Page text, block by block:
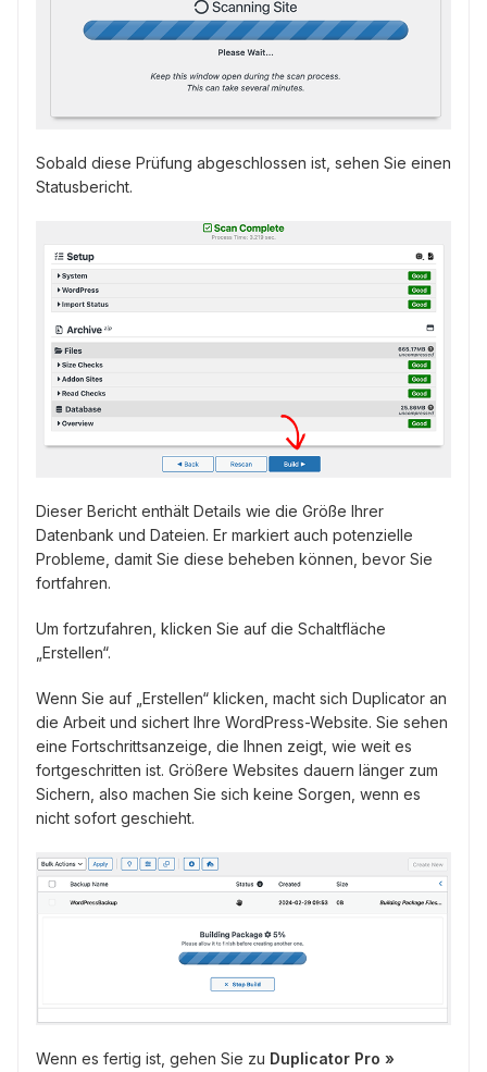
Sobald diese Prüfung abgeschlossen ist, sehen Sie einen
Statusbericht.
Dieser Bericht enthält Details wie die Größe Ihrer
Datenbank und Dateien. Er markiert auch potenzielle
Probleme, damit Sie diese beheben können, bevor Sie
fortfahren.
Um fortzufahren, klicken Sie auf die Schaltfläche
„Erstellen“.
Wenn Sie auf „Erstellen“ klicken, macht sich Duplicator an
die Arbeit und sichert Ihre WordPress-Website. Sie sehen
eine Fortschrittsanzeige, die Ihnen zeigt, wie weit es
fortgeschritten ist. Größere Websites dauern länger zum
Sichern, also machen Sie sich keine Sorgen, wenn es
nicht sofort geschieht.
Wenn es fertig ist, gehen Sie zu Duplicator Pro »